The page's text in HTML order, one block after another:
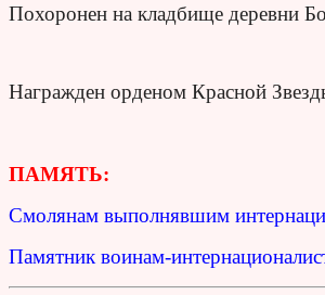
Похоронен на кладбище деревни
Награжден орденом Красной
ПАМЯТЬ:
Смолянам выполнявшим
Памятник воинам-